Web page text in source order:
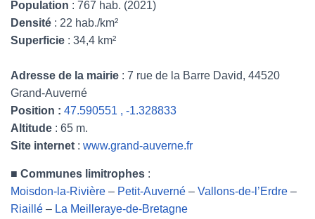
Population : 767 hab. (2021)
Densité : 22 hab./km²
Superficie : 34,4 km²
Adresse de la mairie : 7 rue de la Barre David, 44520
Grand-Auverné
Position : 47.590551 , -1.328833
Altitude : 65 m.
Site internet : www.grand-auverne.fr
■ Communes limitrophes :
Moisdon-la-Rivière – Petit-Auverné – Vallons-de-l’Erdre –
Riaillé – La Meilleraye-de-Bretagne